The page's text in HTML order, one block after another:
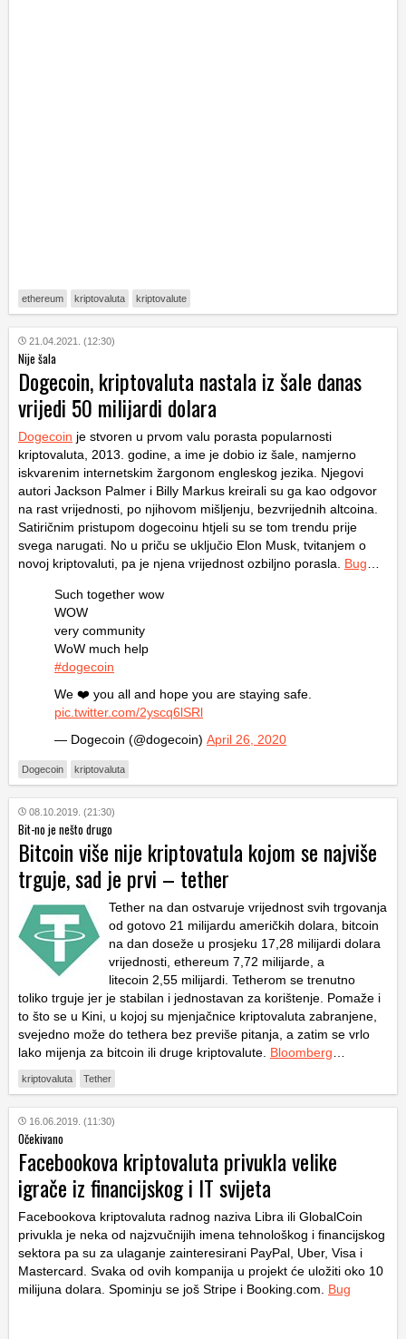
ethereum kriptovaluta kriptovalute
21.04.2021. (12:30)
Nije šala
Dogecoin, kriptovaluta nastala iz šale danas
vrijedi 50 milijardi dolara
Dogecoin je stvoren u prvom valu porasta popularnosti
kriptovaluta, 2013. godine, a ime je dobio iz šale, namjerno
iskvarenim internetskim žargonom engleskog jezika. Njegovi
autori Jackson Palmer i Billy Markus kreirali su ga kao odgovor
na rast vrijednosti, po njihovom mišljenju, bezvrijednih altcoina.
Satiričnim pristupom dogecoinu htjeli su se tom trendu prije
svega narugati. No u priču se uključio Elon Musk, tvitanjem o
novoj kriptovaluti, pa je njena vrijednost ozbiljno porasla. Bug…
Such together wow
WOW
very community
WoW much help
#dogecoin
We ❤️ you all and hope you are staying safe.
pic.twitter.com/2yscq6lSRl
— Dogecoin (@dogecoin) April 26, 2020
Dogecoin kriptovaluta
08.10.2019. (21:30)
Bit-no je nešto drugo
Bitcoin više nije kriptovatula kojom se najviše
trguje, sad je prvi – tether
Tether na dan ostvaruje vrijednost svih trgovanja
od gotovo 21 milijardu američkih dolara, bitcoin
na dan doseže u prosjeku 17,28 milijardi dolara
vrijednosti, ethereum 7,72 milijarde, a
litecoin 2,55 milijardi. Tetherom se trenutno
toliko trguje jer je stabilan i jednostavan za korištenje. Pomaže i
to što se u Kini, u kojoj su mjenjačnice kriptovaluta zabranjene,
svejedno može do tethera bez previše pitanja, a zatim se vrlo
lako mijenja za bitcoin ili druge kriptovalute. Bloomberg…
kriptovaluta Tether
16.06.2019. (11:30)
Očekivano
Facebookova kriptovaluta privukla velike
igrače iz financijskog i IT svijeta
Facebookova kriptovaluta radnog naziva Libra ili GlobalCoin
privukla je neka od najzvučnijih imena tehnološkog i financijskog
sektora pa su za ulaganje zainteresirani PayPal, Uber, Visa i
Mastercard. Svaka od ovih kompanija u projekt će uložiti oko 10
milijuna dolara. Spominju se još Stripe i Booking.com. Bug